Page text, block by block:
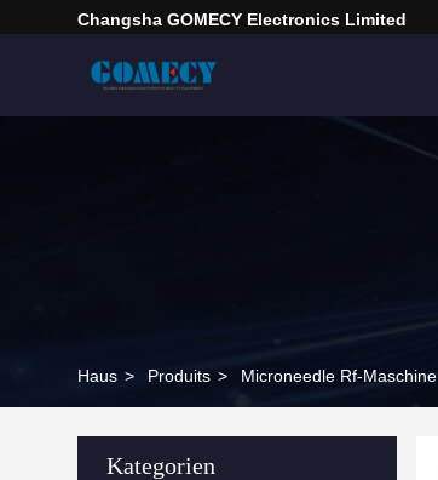
Changsha GOMECY Electronics Limited
Haus > Produits > Microneedle Rf-Maschine
Kategorien